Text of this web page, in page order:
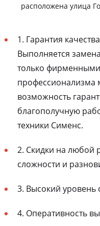
расположена улица
1. Гарантия
Выполняется
только
профессионализма
возможность
благополучную
техники Сименс.
2. Скидки на любой
сложности и
3. Высокий уровень
4. Оперативность